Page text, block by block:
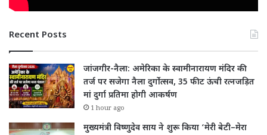
Recent Posts
जांजगीर-नैला: अमेरिका के स्वामीनारायण मंदिर की
तर्ज पर सजेगा नैला दुर्गोत्सव, 35 फीट ऊंची रत्नजड़ित
मां दुर्गा प्रतिमा होगी आकर्षण
1 hour ago
मुख्यमंत्री विष्णुदेव साय ने शुरू किया ‘मेरी बेटी–मेरा